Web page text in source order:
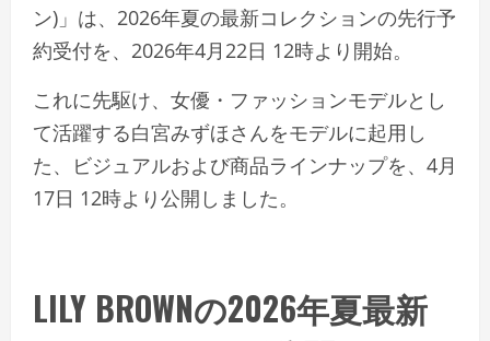
ン)」は、2026年夏の最新コレクションの先行予
約受付を、2026年4月22日 12時より開始。
これに先駆け、女優・ファッションモデルとし
て活躍する白宮みずほさんをモデルに起用し
た、ビジュアルおよび商品ラインナップを、4月
17日 12時より公開しました。
LILY BROWNの2026年夏最新